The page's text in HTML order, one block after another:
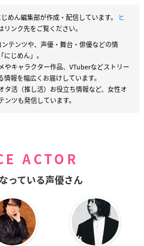
めん編集部が作成・配信しています。
ヒ
リンク先をご覧ください。
テンツや、声優・舞台・俳優などの情
じめん」。
やキャラクター作品、VTuberなどストリー
報を幅広くお届けしています。
タ活（推し活）お役立ち情報など、女性オ
ツも発信しています。
ACTOR
っている声優さん